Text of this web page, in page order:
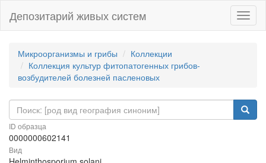
Депозитарий живых систем
Микроорганизмы и грибы
Коллекции
Коллекция культур фитопатогенных грибов-
возбудителей болезней пасленовых
ID образца
0000000602141
Вид